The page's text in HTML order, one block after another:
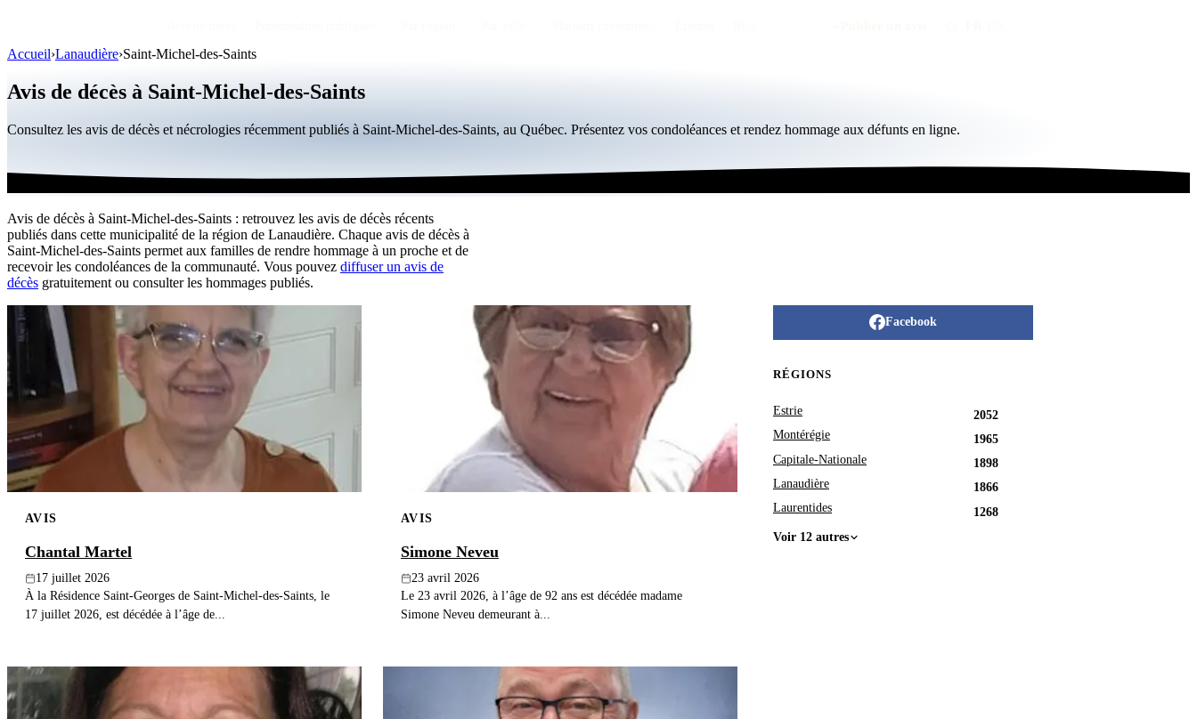
Accueil›Lanaudière›Saint-Michel-des-Saints
Avis de décès à Saint-Michel-des-Saints
Consultez les avis de décès et nécrologies récemment publiés à Saint-Michel-des-Saints, au Québec. Présentez vos condoléances et rendez hommage aux défunts en ligne.
Avis de décès à Saint-Michel-des-Saints : retrouvez les avis de décès récents
publiés dans cette municipalité de la région de Lanaudière. Chaque avis de décès à
Saint-Michel-des-Saints permet aux familles de rendre hommage à un proche et de
recevoir les condoléances de la communauté. Vous pouvez diffuser un avis de
décès gratuitement ou consulter les hommages publiés.
AVIS
Chantal Martel
17 juillet 2026
À la Résidence Saint-Georges de Saint-Michel-des-Saints, le
17 juillet 2026, est décédée à l’âge de...
AVIS
Simone Neveu
23 avril 2026
Le 23 avril 2026, à l’âge de 92 ans est décédée madame
Simone Neveu demeurant à...
Facebook
RÉGIONS
Estrie
2052
Montérégie
1965
Capitale-Nationale
1898
Lanaudière
1866
Laurentides
1268
Voir 12 autres